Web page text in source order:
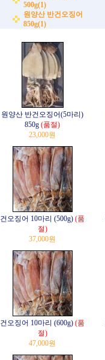
500g(1)
원양산 반건오징어
850g(1)
원양산 반건오징어(5마리)
850g (품절)
23,000원
건오징어 10마리 (500g) (품
절)
37,000원
건오징어 10마리 (600g) (품
절)
47,000원